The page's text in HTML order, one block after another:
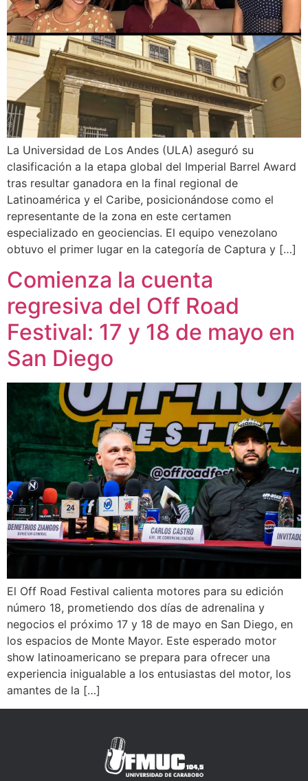
La Universidad de Los Andes (ULA) aseguró su
clasificación a la etapa global del Imperial Barrel Award
tras resultar ganadora en la final regional de
Latinoamérica y el Caribe, posicionándose como el
representante de la zona en este certamen
especializado en geociencias. El equipo venezolano
obtuvo el primer lugar en la categoría de Captura y […]
Comienza la cuenta
regresiva del Off Road
Festival: 17 y 18 de mayo en
San Diego
El Off Road Festival calienta motores para su edición
número 18, prometiendo dos días de adrenalina y
negocios el próximo 17 y 18 de mayo en San Diego, en
los espacios de Monte Mayor. Este esperado motor
show latinoamericano se prepara para ofrecer una
experiencia inigualable a los entusiastas del motor, los
amantes de la […]